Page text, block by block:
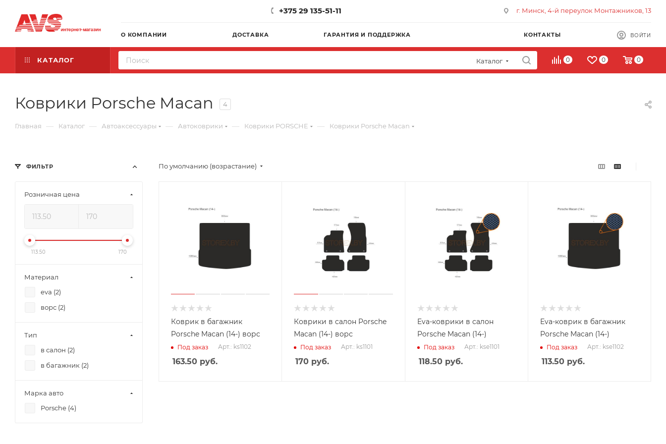
+375 29 135-51-11 г. Минск, 4-й переулок Монтажников, 13
О КОМПАНИИ ДОСТАВКА ГАРАНТИЯ И ПОДДЕРЖКА КОНТАКТЫ ВОЙТИ
КАТАЛОГ Каталог 0 0 0
Коврики Porsche Macan 4
Главная — Каталог — Автоаксессуары — Автоковрики — Коврики PORSCHE — Коврики Porsche Macan
По умолчанию (возрастание)
Коврик в багажник
Porsche Macan (14-) ворс
Под заказ Арт.: ks1102
163.50 руб.
Коврики в салон Porsche
Macan (14-) ворс
Под заказ Арт.: ks1101
170 руб.
Eva-коврики в салон
Porsche Macan (14-)
Под заказ Арт.: kse1101
118.50руб.
Eva-коврик в багажник
Porsche Macan (14-)
Под заказ Арт.: kse1102
113.50руб.
ФИЛЬТР
Розничная цена
113.50 170
Материал
eva (2)
ворс (2)
Тип
в салон (2)
в багажник (2)
Марка авто
Porsche (4)